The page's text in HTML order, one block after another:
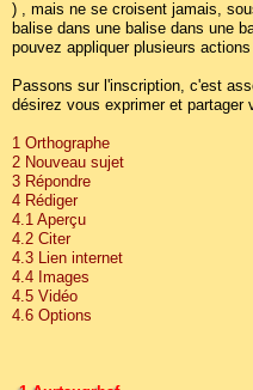
) , mais ne se croisent jamais,
balise dans une balise dans une
pouvez appliquer plusieurs
Passons sur l'inscription, c'est
désirez vous exprimer et partager
1 Orthographe
2 Nouveau sujet
3 Répondre
4 Rédiger
4.1 Aperçu
4.2 Citer
4.3 Lien internet
4.4 Images
4.5 Vidéo
4.6 Options